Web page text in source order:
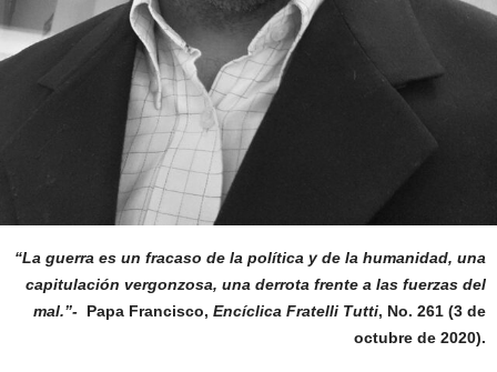
“La guerra es un fracaso de la política y de la humanidad, una
capitulación vergonzosa, una derrota frente a las fuerzas del
mal.”- Papa Francisco, Encíclica Fratelli Tutti, No. 261 (3 de
octubre de 2020).